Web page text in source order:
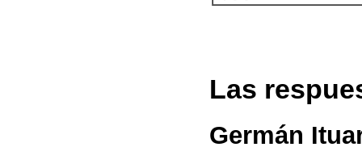
Las
Germán